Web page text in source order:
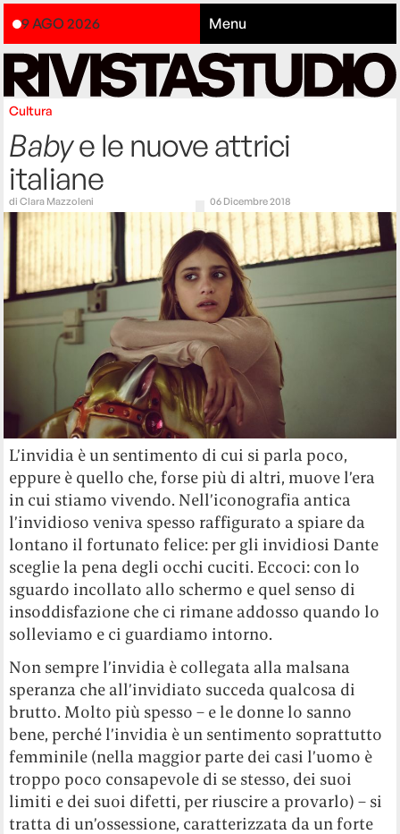
9 AGO 2026 Menu
Cultura
Babye le nuove attrici
italiane
diClara Mazzoleni 06 Dicembre 2018
L’invidia è un sentimento di cui si parla poco,
eppure è quello che, forse più di altri, muove l’era
in cui stiamo vivendo. Nell’iconografia antica
l’invidioso veniva spesso raffigurato a spiare da
lontano il fortunato felice: per gli invidiosi Dante
sceglie la pena degli occhi cuciti. Eccoci: con lo
sguardo incollato allo schermo e quel senso di
insoddisfazione che ci rimane addosso quando lo
solleviamo e ci guardiamo intorno.
Non sempre l’invidia è collegata alla malsana
speranza che all’invidiato succeda qualcosa di
brutto. Molto più spesso – e le donne lo sanno
bene, perché l’invidia è un sentimento soprattutto
femminile (nella maggior parte dei casi l’uomo è
troppo poco consapevole di se stesso, dei suoi
limiti e dei suoi difetti, per riuscire a provarlo) – si
tratta di un’ossessione, caratterizzata da un forte